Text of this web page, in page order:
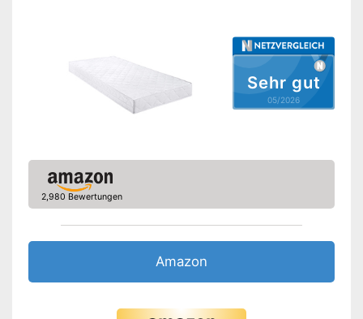
Bezug abnehmbar
Bezug waschbar bis
Schadstoffgeprüft
Allergikergeeignet
Vorteile
Bezug ist abnehmbar
Sehr gut
05/2026
2,980 Bewertungen
Amazon